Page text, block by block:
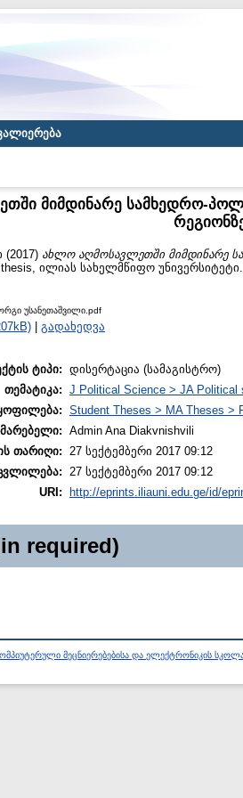
მიმდინარე სამხედრო-
(2017) ახლო აღმოსავლეთში მიმდინარე
ილიას სახელმწიფო უნივერსიტეტი.
უსანეთაშვილი.pdf
| გადახედვა
ტიპი: დისერტაცია (სამაგისტრო)
თემატიკა: J Political Science > JA Political
Student Theses > MA Theses >
Admin Ana Diakvnishvili
თარიღი:
27 სექტემბერი 2017 09:12
27 სექტემბერი 2017 09:12
URI:
http://eprints.iliauni.edu.ge/id/
required)
მეცნიერებებისა და ელექტრონიკის